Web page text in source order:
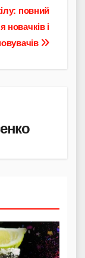
повний
новачків і